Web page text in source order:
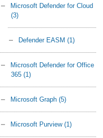
Microsoft Defender for Cloud
(3)
Defender EASM (1)
Microsoft Defender for Office
365 (1)
Microsoft Graph (5)
Microsoft Purview (1)